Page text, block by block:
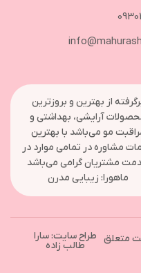
از بهترین و بروزترین
آرایشی، بهداشتی و
مو می‌باشد با بهترین
مشاوره در تمامی موارد در
مشتریان گرامی می‌باشد
ماهورا: زیبایی مدرن
متعلق طراح سایت: سارا
طالب زاده